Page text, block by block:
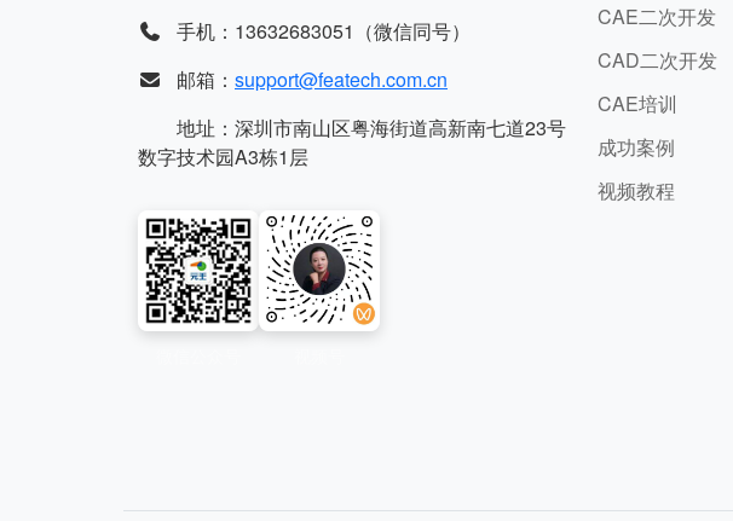
手机：13632683051（微信同号）
邮箱： support@featech.com.cn
地址：深圳市南山区粤海街道高新南七道23号
数字技术园A3栋1层
CAE二次开发
CAD二次开发
CAE培训
成功案例
视频教程